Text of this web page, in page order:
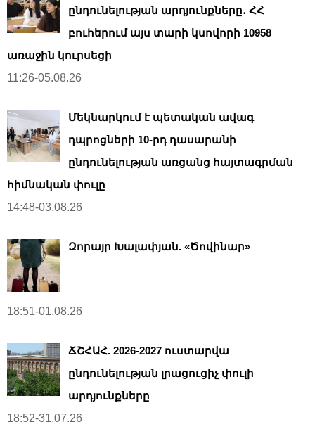
ընդունելության արդյունքները․ ՀՀ
բուհերում այս տարի կսովորի 10958
առաջին կուրսեցի
11:26-05.08.26
Մեկնարկում է պետական ավագ
դպրոցների 10-րդ դասարանի
ընդունելության առցանց հայտագրման
հիմնական փուլը
14:48-03.08.26
Զորայր Խալափյան. «Ծովինար»
18:51-01.08.26
ՃՇՀԱՀ. 2026-2027 ուստարվա
ընդունելության լրացուցիչ փուլի
արդյունքները
18:52-31.07.26